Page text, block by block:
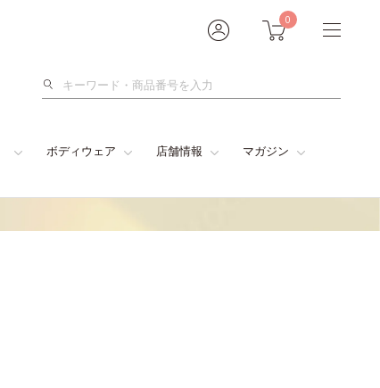
0
検
ボディウェア 店舗情報 マガジン